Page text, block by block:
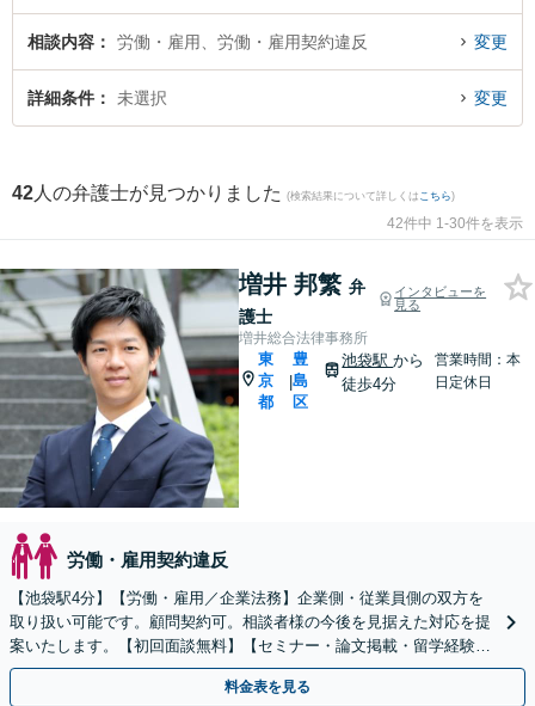
トラブルを今すぐに弁護士に相談したい』『労働・雇用契約違反のトラブル解
決の実績豊富な近くの弁護士を検索したい』『初回相談無料で労働・雇用契約
違反を法律相談できる豊島区内の弁護士に相談予約したい』などでお困りの相
相談内容 労働・雇用、労働・雇用契約違反 変更
詳細条件 未選択 変更
42 人の弁護士が見つかりました (検索結果について詳しくは こちら)
42件中 1-30件を表示
増井 邦繁 弁
護士
インタビューを
見る
増井総合法律事務所
東
京
都
|
豊
島
区
池袋駅から
徒歩4分
営業時間：本
日定休日
労働・雇用契約違反
【池袋駅4分】【労働・雇用／企業法務】企業側・従業員側の双方を
取り扱い可能です。顧問契約可。相談者様の今後を見据えた対応を提
案いたします。【初回面談無料】【セミナー・論文掲載・留学経験あ
り】【英語・国際案件対応可能】
料金表を見る